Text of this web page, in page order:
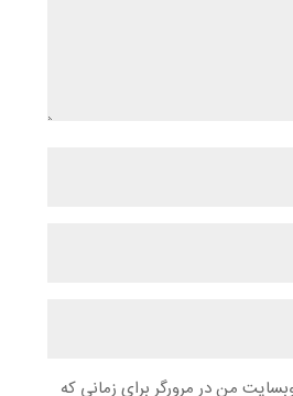
من در مرورگر برای زمانی که